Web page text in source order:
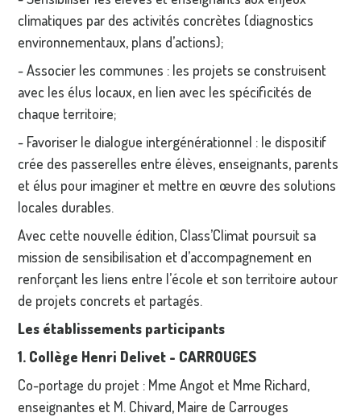
climatiques par des activités concrètes (diagnostics
environnementaux, plans d’actions);
- Associer les communes : les projets se construisent
avec les élus locaux, en lien avec les spécificités de
chaque territoire;
- Favoriser le dialogue intergénérationnel : le dispositif
crée des passerelles entre élèves, enseignants, parents
et élus pour imaginer et mettre en œuvre des solutions
locales durables.
Avec cette nouvelle édition, Class’Climat poursuit sa
mission de sensibilisation et d’accompagnement en
renforçant les liens entre l’école et son territoire autour
de projets concrets et partagés.
Les établissements participants
1. Collège Henri Delivet - CARROUGES
Co-portage du projet : Mme Angot et Mme Richard,
enseignantes et M. Chivard, Maire de Carrouges